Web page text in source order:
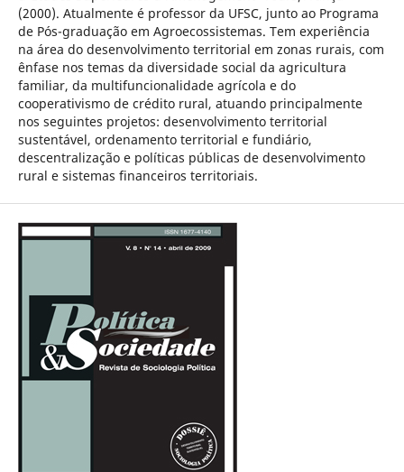
(2000). Atualmente é professor da UFSC, junto ao Programa
de Pós-graduação em Agroecossistemas. Tem experiência
na área do desenvolvimento territorial em zonas rurais, com
ênfase nos temas da diversidade social da agricultura
familiar, da multifuncionalidade agrícola e do
cooperativismo de crédito rural, atuando principalmente
nos seguintes projetos: desenvolvimento territorial
sustentável, ordenamento territorial e fundiário,
descentralização e políticas públicas de desenvolvimento
rural e sistemas financeiros territoriais.